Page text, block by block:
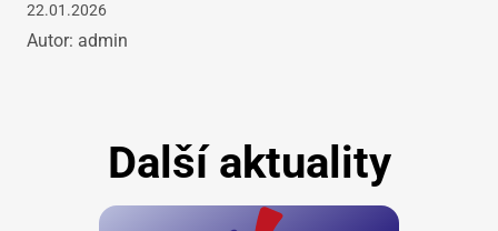
22.01.2026
Autor: admin
Další aktuality